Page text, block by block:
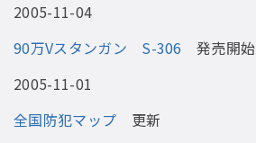
2005-11-04
90万Vスタンガン S-306 発売開始
2005-11-01
全国防犯マップ 更新